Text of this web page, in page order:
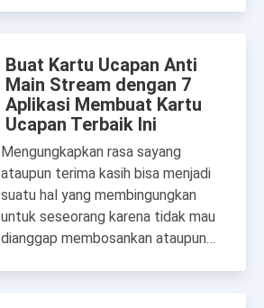
Buat Kartu Ucapan Anti
Main Stream dengan 7
Aplikasi Membuat Kartu
Ucapan Terbaik Ini
Mengungkapkan rasa sayang
ataupun terima kasih bisa menjadi
suatu hal yang membingungkan
untuk seseorang karena tidak mau
dianggap membosankan ataupun…